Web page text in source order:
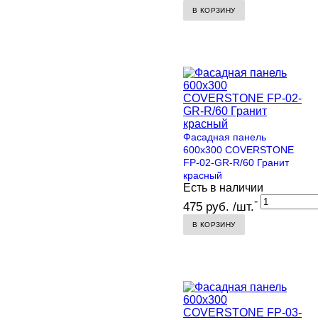
В КОРЗИНУ
Фасадная панель
600х300 COVERSTONE
FP-02-GR-R/60 Гранит
красный
Есть в наличии
475 руб. /шт.-
В КОРЗИНУ